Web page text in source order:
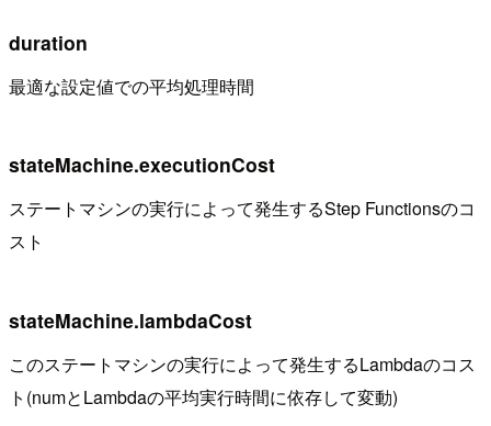
duration
最適な設定値での平均処理時間
stateMachine.executionCost
ステートマシンの実行によって発生するStep Functionsのコ
スト
stateMachine.lambdaCost
このステートマシンの実行によって発生するLambdaのコス
ト(numとLambdaの平均実行時間に依存して変動)